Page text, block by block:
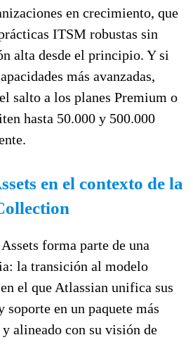
en crecimiento, que
ITSM robustas sin
alta desde el principio. Y si
más avanzadas,
salto a los planes Premium o
hasta 50.000 y 500.000
en el contexto de la
forma parte de una
la transición al modelo
el que Atlassian unifica sus
en un paquete más
alineado con su visión de